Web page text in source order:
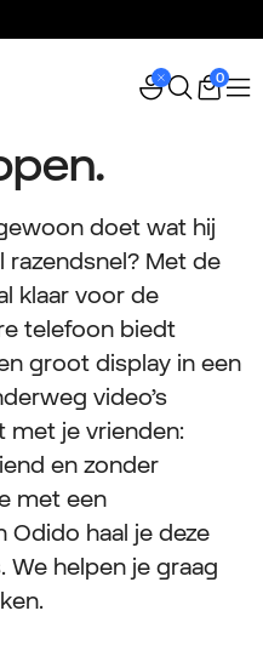
0
doet wat hij
Met de
klaar voor de
telefoon biedt
groot display in een
video’s
je vrienden:
en zonder
met een
Odido haal je deze
helpen je graag